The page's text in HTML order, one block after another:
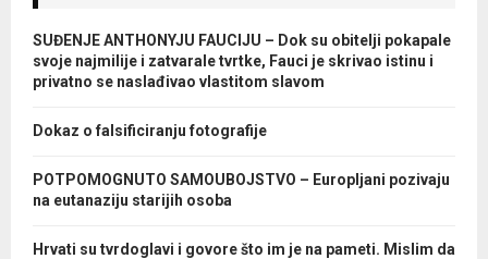
SUĐENJE ANTHONYJU FAUCIJU – Dok su obitelji pokapale
svoje najmilije i zatvarale tvrtke, Fauci je skrivao istinu i
privatno se naslađivao vlastitom slavom
Dokaz o falsificiranju fotografije
POTPOMOGNUTO SAMOUBOJSTVO – Europljani pozivaju
na eutanaziju starijih osoba
Hrvati su tvrdoglavi i govore što im je na pameti. Mislim da